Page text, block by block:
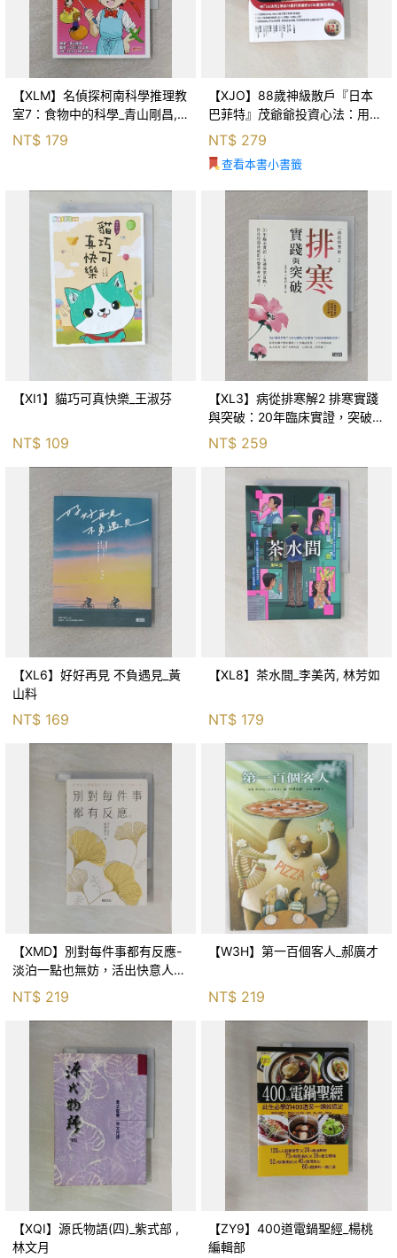
【XLM】名偵探柯南科學推理教
室7：食物中的科學_青山剛昌,
NT$ 179
【XJO】88歲神級散戶『日本
巴菲特』茂爺爺投資心法：用
「126法則」滾出18億円資產的
69年股海交易術_藤本茂, 賴惠
鈴
NT$ 279
查看本書小書籤
【XI1】貓巧可真快樂_王淑芬
NT$ 109
【XL3】病從排寒解2 排寒實踐
與突破：20年臨床實證，突破排
寒盲點，防治疫毒流感的中醫養
命方略！_李璧如
NT$ 259
【XL6】好好再見 不負遇見_黃
山料
NT$ 169
【XL8】茶水間_李美芮, 林芳如
NT$ 179
【XMD】別對每件事都有反應-
淡泊一點也無妨，活出快意人生
的99個禪練習！_枡野俊明, 黃
薇嬪
NT$ 219
【W3H】第一百個客人_郝廣才
NT$ 219
【XQI】源氏物語(四)_紫式部 ,
林文月
【ZY9】400道電鍋聖經_楊桃
編輯部